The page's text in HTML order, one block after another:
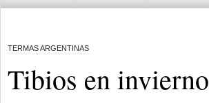
TERMAS ARGENTINAS
Tibios en invierno